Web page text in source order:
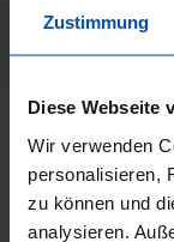
Zustimmung
Diese Webseite
Wir verwenden
personalisieren,
zu können und
analysieren.
Herstellernummer:
Y.S. Park
Nur 7,5 g schwer
Abteilzahn: